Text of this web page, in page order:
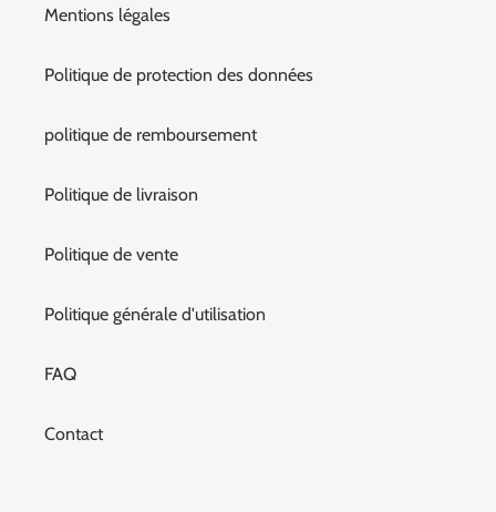
Mentions légales
Politique de protection des données
politique de remboursement
Politique de livraison
Politique de vente
Politique générale d'utilisation
FAQ
Contact